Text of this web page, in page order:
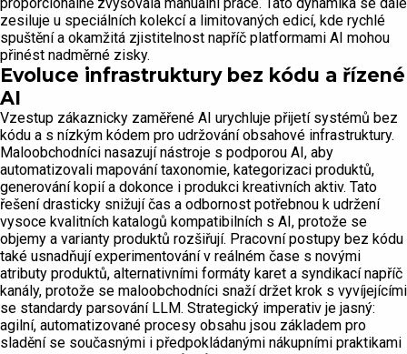
zesiluje u speciálních kolekcí a limitovaných edicí, kde rychlé
spuštění a okamžitá zjistitelnost napříč platformami AI mohou
přinést nadměrné zisky.
Evoluce infrastruktury bez kódu a řízené
AI
Vzestup zákaznicky zaměřené AI urychluje přijetí systémů bez
kódu a s nízkým kódem pro udržování obsahové infrastruktury.
Maloobchodníci nasazují nástroje s podporou AI, aby
automatizovali mapování taxonomie, kategorizaci produktů,
generování kopií a dokonce i produkci kreativních aktiv. Tato
řešení drasticky snižují čas a odbornost potřebnou k udržení
vysoce kvalitních katalogů kompatibilních s AI, protože se
objemy a varianty produktů rozšiřují. Pracovní postupy bez kódu
také usnadňují experimentování v reálném čase s novými
atributy produktů, alternativními formáty karet a syndikací napříč
kanály, protože se maloobchodníci snaží držet krok s vyvíjejícími
se standardy parsování LLM. Strategický imperativ je jasný:
agilní, automatizované procesy obsahu jsou základem pro
sladění se současnými i předpokládanými nákupními praktikami